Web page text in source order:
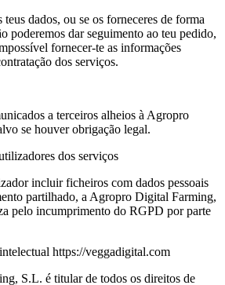
teus dados, ou se os forneceres de forma
poderemos dar seguimento ao teu pedido,
fornecer-te as informações
dos serviços.
a terceiros alheios à Agropro
se houver obrigação legal.
dos serviços
incluir ficheiros com dados pessoais
partilhado, a Agropro Digital Farming,
pelo incumprimento do RGPD por parte
https://veggadigital.com
S.L. é titular de todos os direitos de